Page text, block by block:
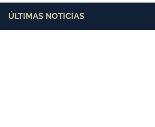
ÚLTIMAS NOTICIAS